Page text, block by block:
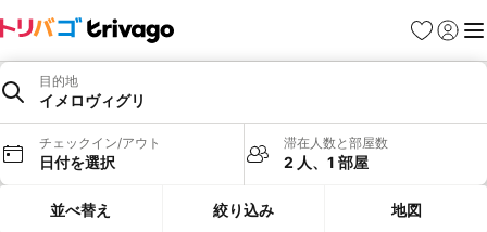
お気に入り
ログイ
メ
目的地
イメロヴィグリ
チェックイン/アウト
日付を選択
滞在人数と部屋数
2 人、1 部屋
並べ替え 絞り込み 地図